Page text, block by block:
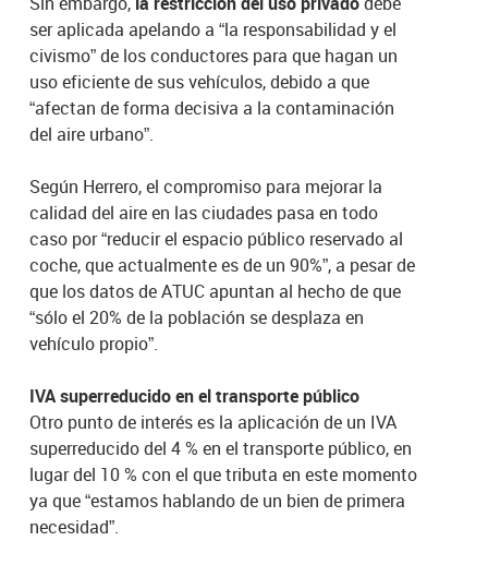
ser aplicada apelando a “la responsabilidad y el
civismo” de los conductores para que hagan un
uso eficiente de sus vehículos, debido a que
“afectan de forma decisiva a la contaminación
del aire urbano”.
Según Herrero, el compromiso para mejorar la
calidad del aire en las ciudades pasa en todo
caso por “reducir el espacio público reservado al
coche, que actualmente es de un 90%”, a pesar de
que los datos de ATUC apuntan al hecho de que
“sólo el 20% de la población se desplaza en
vehículo propio”.
IVA superreducido en el transporte público
Otro punto de interés es la aplicación de un IVA
superreducido del 4 % en el transporte público, en
lugar del 10 % con el que tributa en este momento
ya que “estamos hablando de un bien de primera
necesidad”.